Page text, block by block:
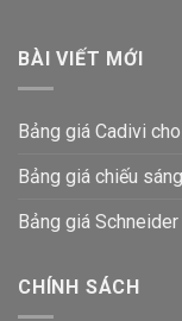
BÀI VIẾT MỚI
Bảng giá Cadivi
Bảng giá chiếu
Bảng giá
CHÍNH SÁCH